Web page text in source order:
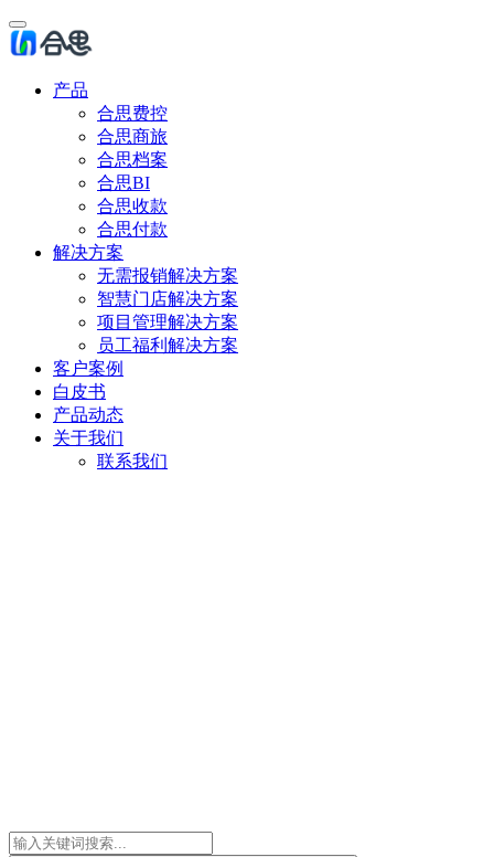
产品
合思费控
合思商旅
合思档案
合思BI
合思收款
合思付款
解决方案
无需报销解决方案
智慧门店解决方案
项目管理解决方案
员工福利解决方案
客户案例
白皮书
产品动态
关于我们
联系我们